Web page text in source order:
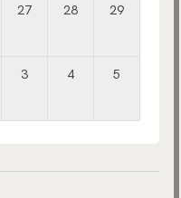
27 28 29
3 4 5